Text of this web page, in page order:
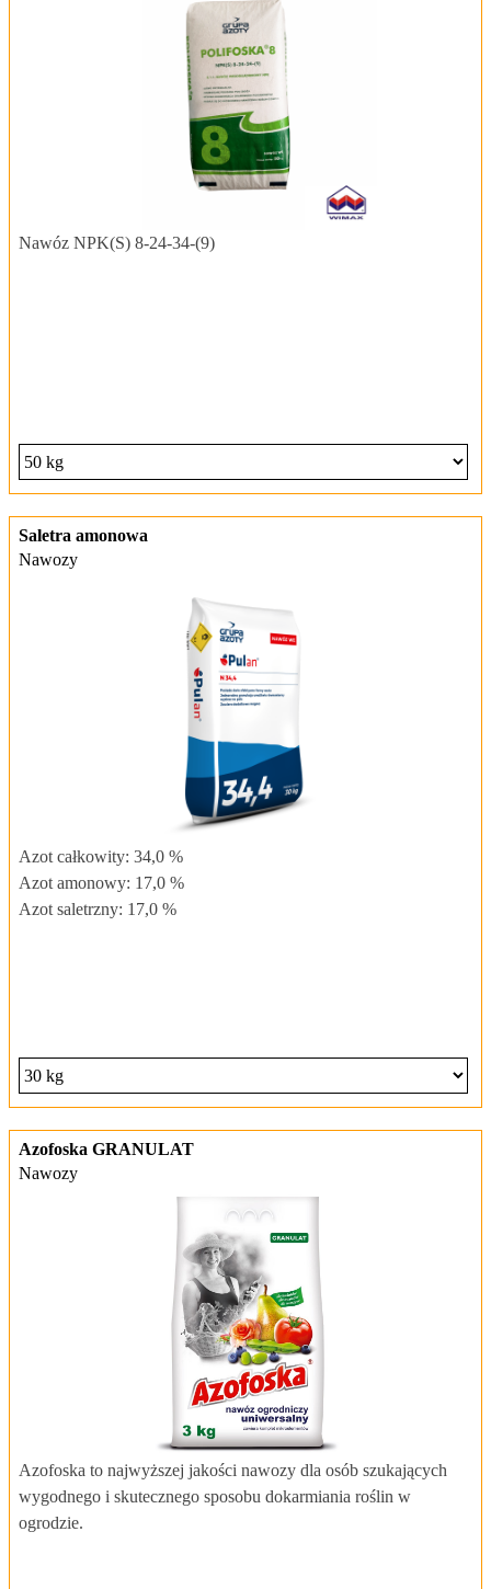
Nawóz NPK(S) 8‑24‑34-(9)
Saletra amonowa
Nawozy
Azot całkowity: 34,0 %
Azot amonowy: 17,0 %
Azot saletrzny: 17,0 %
Azofoska GRANULAT
Nawozy
Azofoska to najwyższej jakości nawozy dla osób szukających
wygodnego i skutecznego sposobu dokarmiania roślin w
ogrodzie.